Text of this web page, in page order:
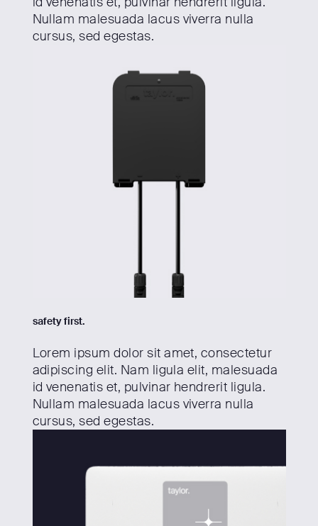
Nullam malesuada lacus viverra nulla
cursus, sed egestas.
safety first.
Lorem ipsum dolor sit amet, consectetur
adipiscing elit. Nam ligula elit, malesuada
id venenatis et, pulvinar hendrerit ligula.
Nullam malesuada lacus viverra nulla
cursus, sed egestas.